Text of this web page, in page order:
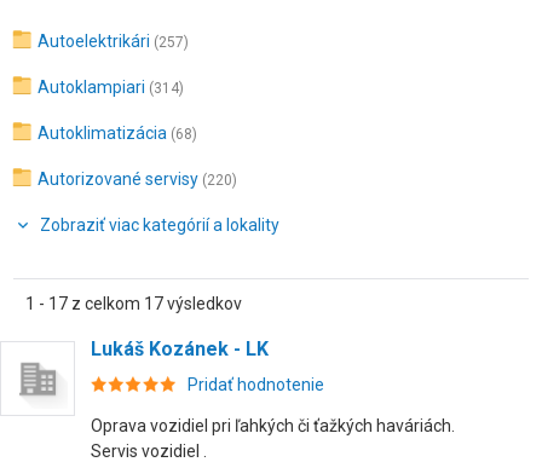
Autoelektrikári (257)
Autoklampiari (314)
Autoklimatizácia (68)
Autorizované servisy (220)
Zobraziť viac kategórií a lokality
1 - 17 z celkom 17 výsledkov
Lukáš Kozánek - LK
Pridať hodnotenie
Oprava vozidiel pri ľahkých či ťažkých haváriách.
Servis vozidiel .